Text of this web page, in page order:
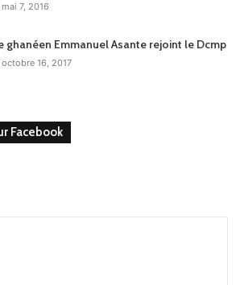
mai 7, 2016
ghanéen Emmanuel Asante rejoint le Dcmp
octobre 16, 2017
Facebook